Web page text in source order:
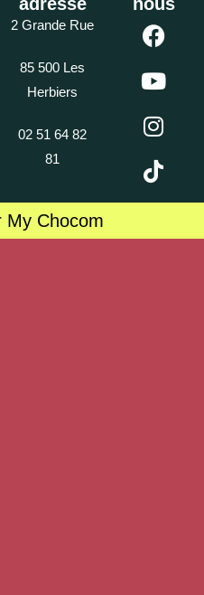
2 Grande Rue
85 500 Les
Herbiers
02 51 64 82
81
My Chocom